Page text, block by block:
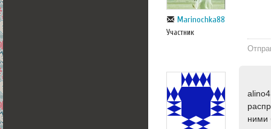
Marinochka88
Участник
ними